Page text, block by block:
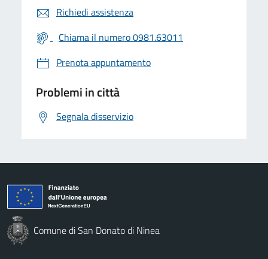
Richiedi assistenza
Chiama il numero 0981.63011
Prenota appuntamento
Problemi in città
Segnala disservizio
Comune di San Donato di Ninea